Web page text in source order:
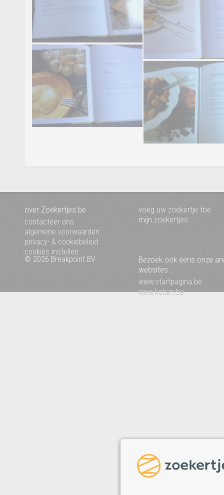
over Zoekertjes.be
contacteer ons
algemene voorwaarden
privacy- & cookiebeleid
cookies instellen
voeg uw zoekertje toe
mijn zoekertjes
© 2026 Breakpoint BV
Bezoek ook eens onze
websites :
www.startpagina.be
www.koken.be